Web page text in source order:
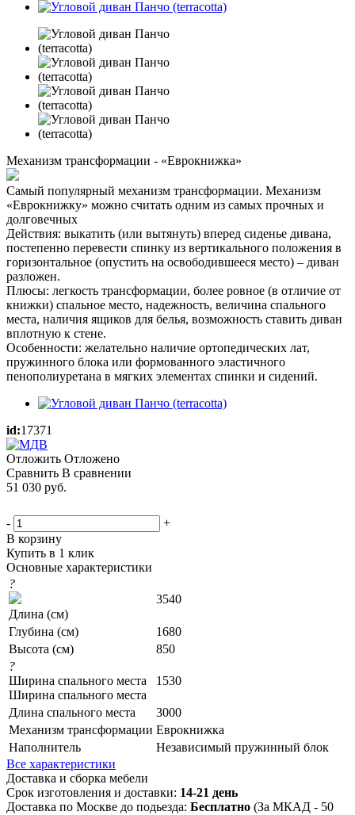
Механизм трансформации - «Еврокнижка»
Самый популярный механизм трансформации. Механизм
«Еврокнижку» можно считать одним из самых прочных и
долговечных
Действия: выкатить (или вытянуть) вперед сиденье дивана,
постепенно перевести спинку из вертикального положения в
горизонтальное (опустить на освободившееся место) – диван
разложен.
Плюсы: легкость трансформации, более ровное (в отличие от
книжки) спальное место, надежность, величина спального
места, наличия ящиков для белья, возможность ставить диван
вплотную к стене.
Особенности: желательно наличие ортопедических лат,
пружинного блока или формованного эластичного
пенополиуретана в мягких элементах спинки и сидений.
id:17371
Отложить Отложено
Сравнить В сравнении
51 030 руб.
-
+
В корзину
Купить в 1 клик
Основные характеристики
?
Длина (см)
3540
Глубина (см)
1680
Высота (см)
850
?
Ширина спального места
Ширина спального места
1530
Длина спального места
3000
Механизм трансформации Еврокнижка
Наполнитель
Независимый пружинный блок
Все характеристики
Доставка и сборка мебели
Срок изготовления и доставки: 14-21 день
Доставка по Москве до подьезда: Бесплатно (За МКАД - 50